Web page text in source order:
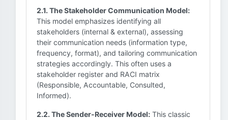
2.1. The Stakeholder Communication Model:
This model emphasizes identifying all
stakeholders (internal & external), assessing
their communication needs (information type,
frequency, format), and tailoring communication
strategies accordingly. This often uses a
stakeholder register and RACI matrix
(Responsible, Accountable, Consulted,
Informed).
2.2. The Sender-Receiver Model: This classic